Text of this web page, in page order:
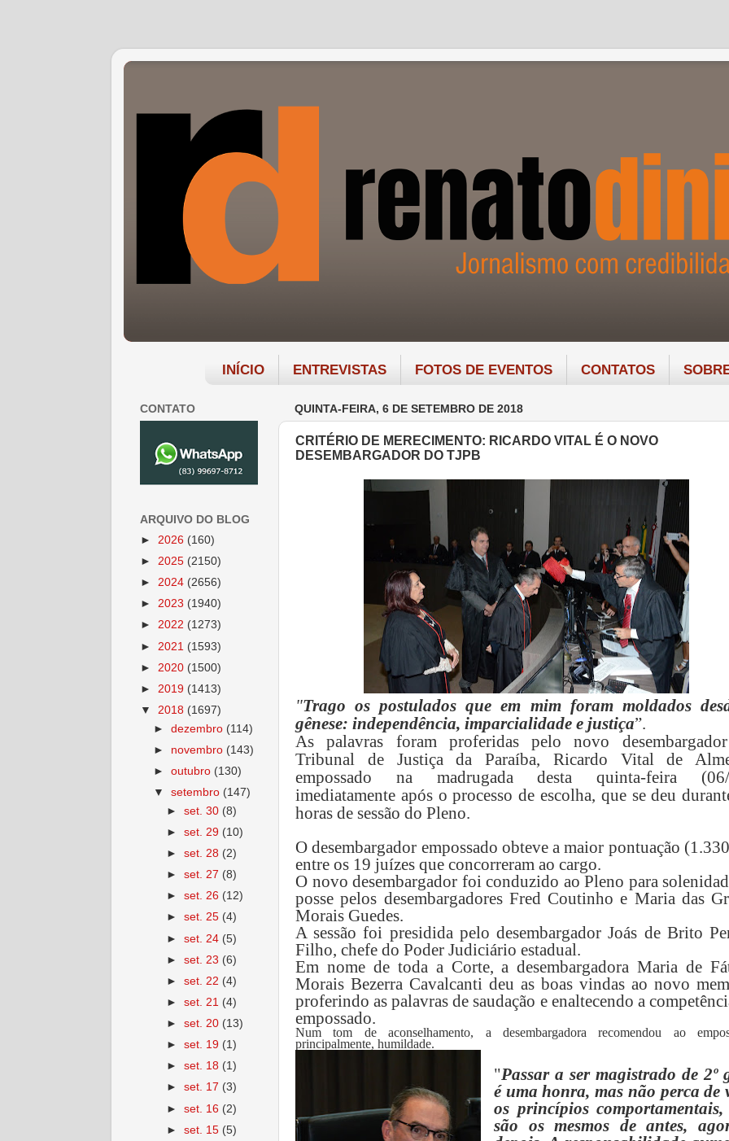
INÍCIO ENTREVISTAS FOTOS DE EVENTOS CONTATOS
QUINTA-FEIRA, 6 DE SETEMBRO DE 2018
CRITÉRIO DE MERECIMENTO: RICARDO VITAL É O NOVO
DESEMBARGADOR DO TJPB
"Trago os postulados que em mim foram moldados
gênese: independência, imparcialidade e justiça”.
As palavras foram proferidas pelo novo
Tribunal de Justiça da Paraíba, Ricardo Vital de
empossado na madrugada desta quinta-feira (06/
imediatamente após o processo de escolha, que se deu
horas de sessão do Pleno.
O desembargador empossado obteve a maior pontuação
entre os 19 juízes que concorreram ao cargo.
O novo desembargador foi conduzido ao Pleno para
posse pelos desembargadores Fred Coutinho e Maria das
Morais Guedes.
A sessão foi presidida pelo desembargador Joás de Brito
Filho, chefe do Poder Judiciário estadual.
Em nome de toda a Corte, a desembargadora Maria de
Morais Bezerra Cavalcanti deu as boas vindas ao novo
proferindo as palavras de saudação e enaltecendo a
empossado.
Num tom de aconselhamento, a desembargadora recomendou ao
principalmente, humildade.
"Passar a ser magistrado de 2º
é uma honra, mas não perca de
os princípios comportamentais,
são os mesmos de antes,
CONTATO
ARQUIVO DO BLOG
► 2026 (160)
► 2025 (2150)
► 2024 (2656)
► 2023 (1940)
► 2022 (1273)
► 2021 (1593)
► 2020 (1500)
► 2019 (1413)
▼ 2018 (1697)
►dezembro (114)
► novembro (143)
►outubro (130)
▼setembro (147)
►set. 30 (8)
►set. 29 (10)
►set. 28 (2)
►set. 27 (8)
►set. 26 (12)
►set. 25 (4)
►set. 24 (5)
►set. 23 (6)
►set. 22 (4)
►set. 21 (4)
►set. 20 (13)
►set. 19 (1)
►set. 18 (1)
►set. 17 (3)
►set. 16 (2)
►set. 15 (5)